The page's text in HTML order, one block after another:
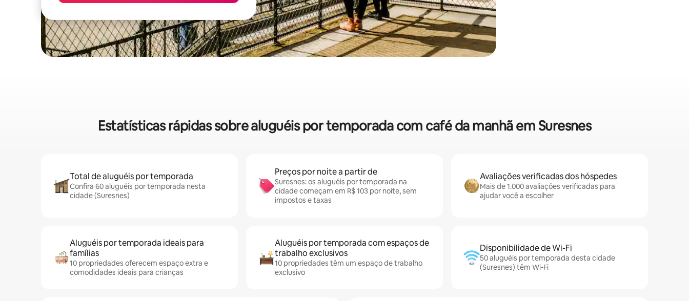
Estatísticas rápidas sobre aluguéis por temporada com café da manhã em Suresnes
Total de aluguéis por temporada
Confira 60 aluguéis por temporada nesta
cidade (Suresnes)
Preços por noite a partir de
Suresnes: os aluguéis por temporada na
cidade começam em R$ 103 por noite, sem
impostos e taxas
Avaliações verificadas dos hóspedes
Mais de 1.000 avaliações verificadas para
ajudar você a escolher
Aluguéis por temporada ideais para
famílias
10 propriedades oferecem espaço extra e
comodidades ideais para crianças
Aluguéis por temporada com espaços de
trabalho exclusivos
10 propriedades têm um espaço de trabalho
exclusivo
Disponibilidade de Wi-Fi
50 aluguéis por temporada desta cidade
(Suresnes) têm Wi-Fi